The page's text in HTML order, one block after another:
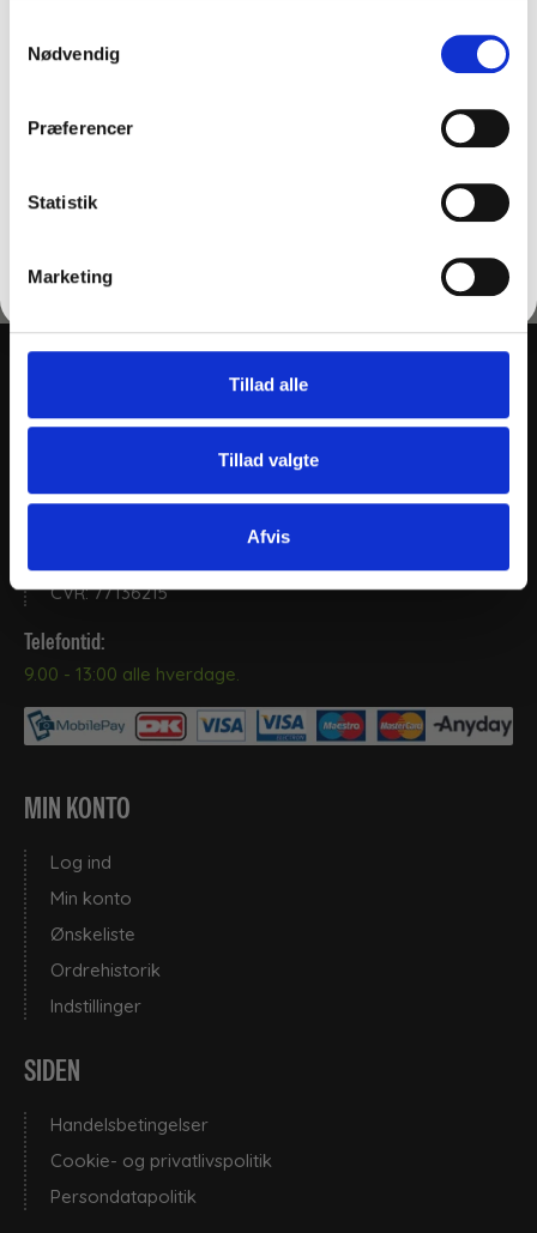
Nødvendig
Præferencer
Statistik
Marketing
Tillad alle
Tillad valgte
Afvis
Lagervare til omgående levering
Justering af højde eller placering af udstyret sker blot
THY CLEAN APS
CVR: 77136215
Telefontid:
9.00 - 13:00 alle hverdage.
MIN KONTO
Log ind
Min konto
Ønskeliste
Ordrehistorik
Indstillinger
SIDEN
Handelsbetingelser
Cookie- og privatlivspolitik
Persondatapolitik